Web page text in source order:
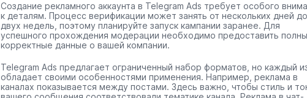
Создание рекламного аккаунта в Telegram Ads требует особого
к деталям. Процесс верификации может занять от нескольких дней до
двух недель, поэтому планируйте запуск кампании заранее. Для
успешного прохождения модерации необходимо предоставить
корректные данные о вашей компании.
Telegram Ads предлагает ограниченный набор форматов, но каждый
обладает своими особенностями применения. Например, реклама в
каналах показывается между постами. Здесь важно, чтобы стиль и